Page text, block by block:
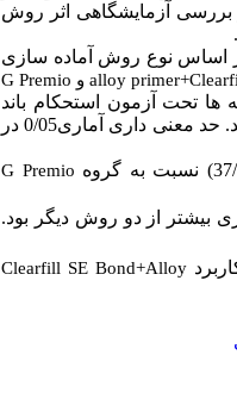
بررسی آزمایشگاهی اثر روش
شد. روکشها بر اساس نوع روش آماده سازی
alloyو G Premio
ها تحت آزمون استحکام باند
و مقایسه های چند گانه توکی تجزیه و تحلیل شدند. حد معنی داری آماری0/05 در
به گروه G Premio
بیشتر از دو روش دیگر بود.
Clearfill SE Bond+Alloy